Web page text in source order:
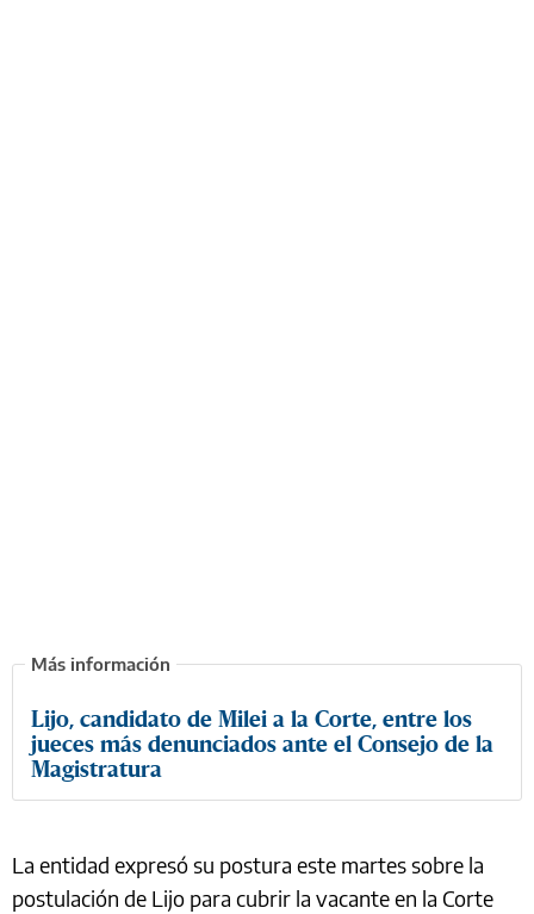
Lijo, candidato de Milei a la Corte, entre los
jueces más denunciados ante el Consejo de la
Magistratura
La entidad expresó su postura este martes sobre la
postulación de Lijo para cubrir la vacante en la Corte